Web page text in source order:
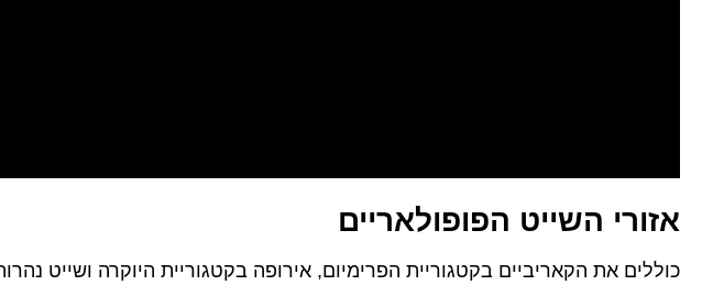
אזורי השייט הפופולאריים
כוללים את הקאריביים בקטגוריית הפרימיום, אירופה בקטגוריית היוקרה ושייט